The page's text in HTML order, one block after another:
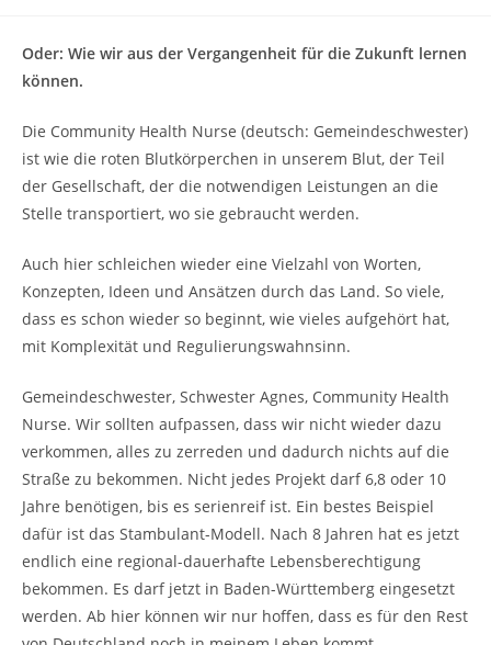
Oder: Wie wir aus der Vergangenheit für die Zukunft lernen
können.
Die Community Health Nurse (deutsch: Gemeindeschwester)
ist wie die roten Blutkörperchen in unserem Blut, der Teil
der Gesellschaft, der die notwendigen Leistungen an die
Stelle transportiert, wo sie gebraucht werden.
Auch hier schleichen wieder eine Vielzahl von Worten,
Konzepten, Ideen und Ansätzen durch das Land. So viele,
dass es schon wieder so beginnt, wie vieles aufgehört hat,
mit Komplexität und Regulierungswahnsinn.
Gemeindeschwester, Schwester Agnes, Community Health
Nurse. Wir sollten aufpassen, dass wir nicht wieder dazu
verkommen, alles zu zerreden und dadurch nichts auf die
Straße zu bekommen. Nicht jedes Projekt darf 6,8 oder 10
Jahre benötigen, bis es serienreif ist. Ein bestes Beispiel
dafür ist das Stambulant-Modell. Nach 8 Jahren hat es jetzt
endlich eine regional-dauerhafte Lebensberechtigung
bekommen. Es darf jetzt in Baden-Württemberg eingesetzt
werden. Ab hier können wir nur hoffen, dass es für den Rest